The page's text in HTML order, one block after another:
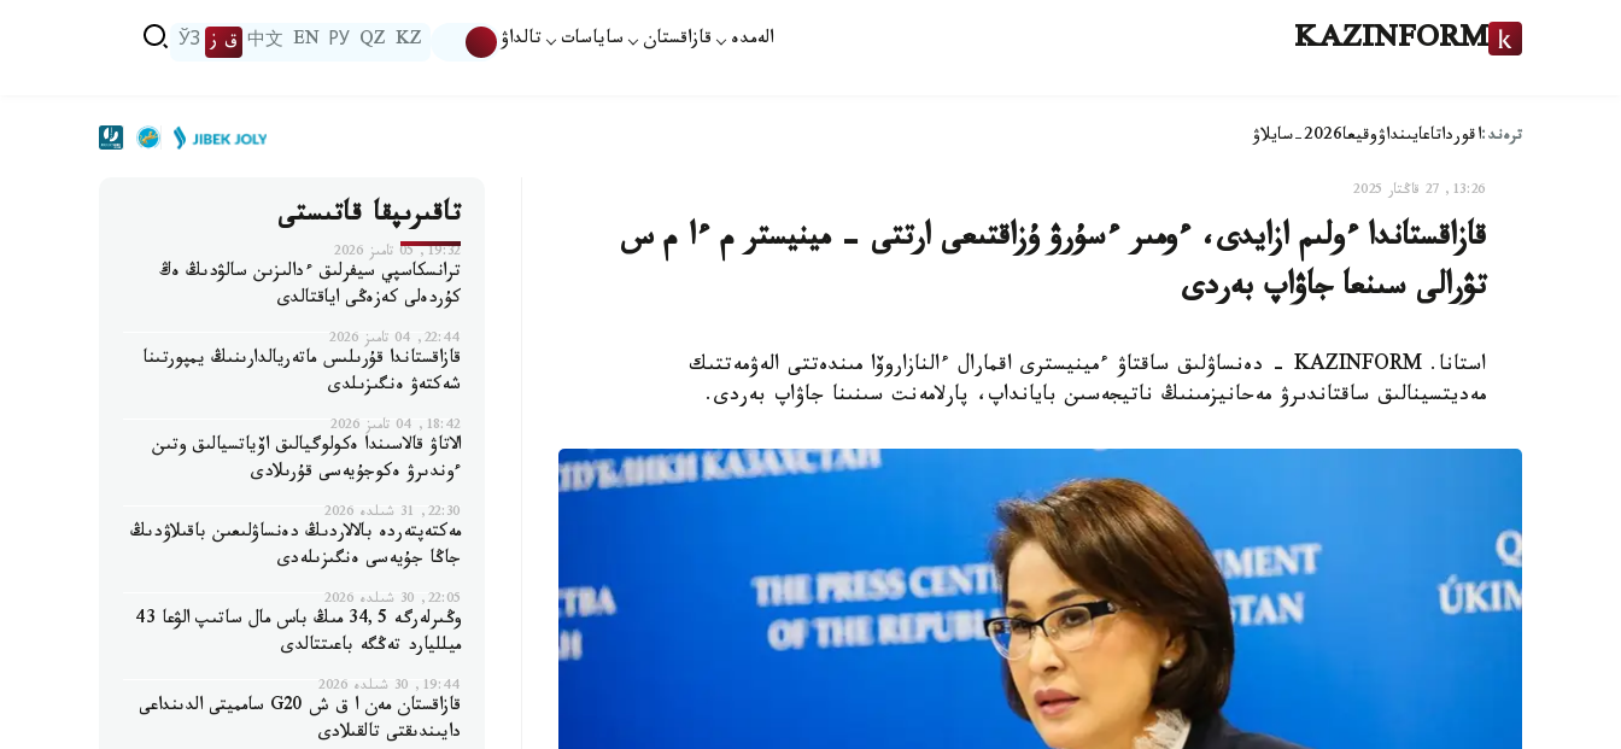
KAZINFORM الەمدە قازاقستان ساياسات تالداۋ KZ
QZ
РУ
EN
中文 ق ز ЎЗ
ترەند:اقورداتاعايىنداۋوقيعا2026-سايلاۋ
13:26, 27 قاڭتار 2025
قازاقستاندا ءولىم ازايدى، ءومىر ءسۇرۋ ۇزاقتىعى ارتتى - مينيستر م ءا م س
تۋرالى سىنعا جاۋاپ بەردى
استانا. KAZINFORM - دەنساۋلىق ساقتاۋ ءمينيسترى اقمارال ءالنازاروۆا مىندەتتى الەۋمەتتىك
مەديتسينالىق ساقتاندىرۋ مەحانيزمىنىڭ ناتيجەسىن بايانداپ، پارلامەنت سىنىنا جاۋاپ بەردى.
تاقىرىپقا قاتىستى
19:32, 05 تامىز 2026
ترانسكاسپي سيفرلىق ءدالىزىن سالۋدىڭ ەڭ
كۇردەلى كەزەڭى اياقتالدى
22:44, 04 تامىز 2026
قازاقستاندا قۇرىلىس ماتەريالدارىنىڭ يمپورتىنا
شەكتەۋ ەنگىزىلدى
18:42, 04 تامىز 2026
الاتاۋ قالاسىندا ەكولوگيالىق اۆياتسيالىق وتىن
ءوندىرۋ ەكوجۇيەسى قۇرىلادى
22:30, 31 شىلدە 2026
مەكتەپتەردە بالالاردىڭ دەنساۋلىعىن باقىلاۋدىڭ
جاڭا جۇيەسى ەنگىزىلەدى
22:05, 30 شىلدە 2026
وڭىرلەرگە 34,5 مىڭ باس مال ساتىپ الۋعا 43
ميلليارد تەڭگە باعىتتالدى
19:44, 30 شىلدە 2026
قازاقستان مەن ا ق ش G20 سامميتى الدىنداعى
دايىندىقتى تالقىلادى